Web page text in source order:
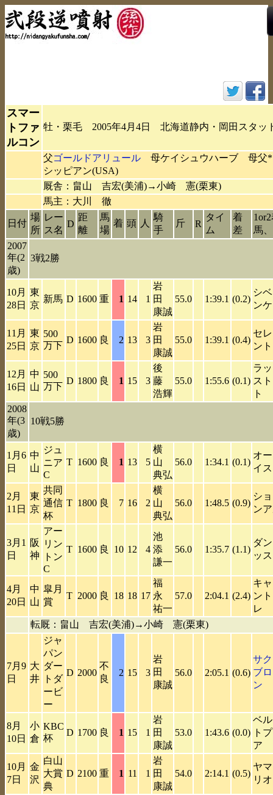
スマー
トファ
ルコン
牡・栗毛 2005年4月4日 北海道静内・岡田スタッ
父ゴールドアリュール 母ケイシュウハーブ 母父*
シッピアン(USA)
厩舎：畠山 吉宏(美浦)→小崎 憲(栗東)
馬主：大川 徹
日付
場
所
レー
ス名
D
距
離
馬
場
着 頭 人
騎
手
斤 R
タイ
ム
着
差
馬
2007
年(2
歳)
3戦2勝
10月
28日
東
京
新馬 D 1600 重 1 14 1
岩
田
康誠
55.0 1:39.1 (0.2)
シ
ン
11月
25日
東
京
500
万下
D 1600 良 2 13 3
岩
田
康誠
55.0 1:39.1 (0.4)
セ
ント
12月
16日
中
山
500
万下
D 1800 良 1 15 3
後
藤
浩輝
55.0 1:55.6 (0.1)
ラ
ス
ト
2008
年(3
歳)
10戦5勝
1月6
日
中
山
ジュ
ニア
C
T 1600 良 1 13 5
横
山
典弘
56.0 1:34.1 (0.1)
オ
イ
2月
11日
東
京
共同
通信
杯
T 1800 良 7 16 2
横
山
典弘
56.0 1:48.5 (0.9)
シ
ン
3月1
日
阪
神
アー
リン
トン
C
T 1600 良 10 12 4
池
添
謙一
56.0 1:35.7 (1.1)
ダ
ッ
4月
20日
中
山
皐月
賞
T 2000 良 18 18 17
福
永
祐一
57.0 2:04.1 (2.4)
キ
ン
レ
転厩：畠山 吉宏(美浦)→小崎 憲(栗東)
7月9
日
大
井
ジャ
パン
ダー
トダ
ービ
ー
D 2000
不
良
2 15 3
岩
田
康誠
56.0 2:05.1 (0.6)
サ
ブ
ン
8月
10日
小
倉
KBC
杯
D 1700 良 1 15 1
岩
田
康誠
53.0 1:43.6 (0.0)
ベ
ト
ア
10月
7日
金
沢
白山
大賞
典
D 2100 重 1 11 1
岩
田
康誠
54.0 2:14.1 (0.5)
ヤ
リ